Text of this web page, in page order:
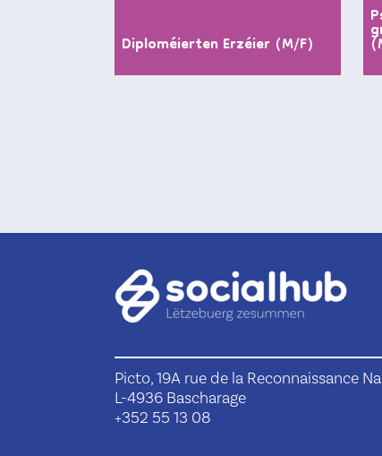
Diploméierten Erzéier (M/F)
Picto, 19A rue de la Reconnaissance
L-4936 Bascharage
+352 55 13 08